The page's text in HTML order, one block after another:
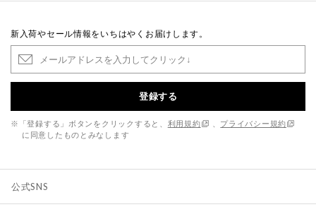
新入荷やセール情報をいちはやくお届けします。
登録する
※「登録する」ボタンをクリックすると、 利用規約
プライバシー規約
に同意したものとみなします
公式SNS